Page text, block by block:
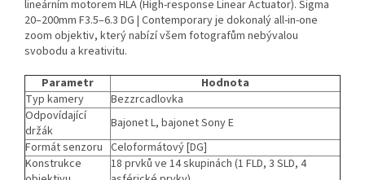
lineárním motorem HLA (High-response Linear Actuator). Sigma
20–200mm F3.5–6.3 DG | Contemporary je dokonalý all-in-one
zoom objektiv, který nabízí všem fotografům nebývalou
svobodu a kreativitu.
Parametr
Hodnota
Typ kamery
Bezzrcadlovka
Odpovídající
držák
Bajonet L, bajonet Sony E
Formát senzoru Celoformátový [DG]
Konstrukce
18 prvků ve 14 skupinách (1 FLD, 3 SLD, 4